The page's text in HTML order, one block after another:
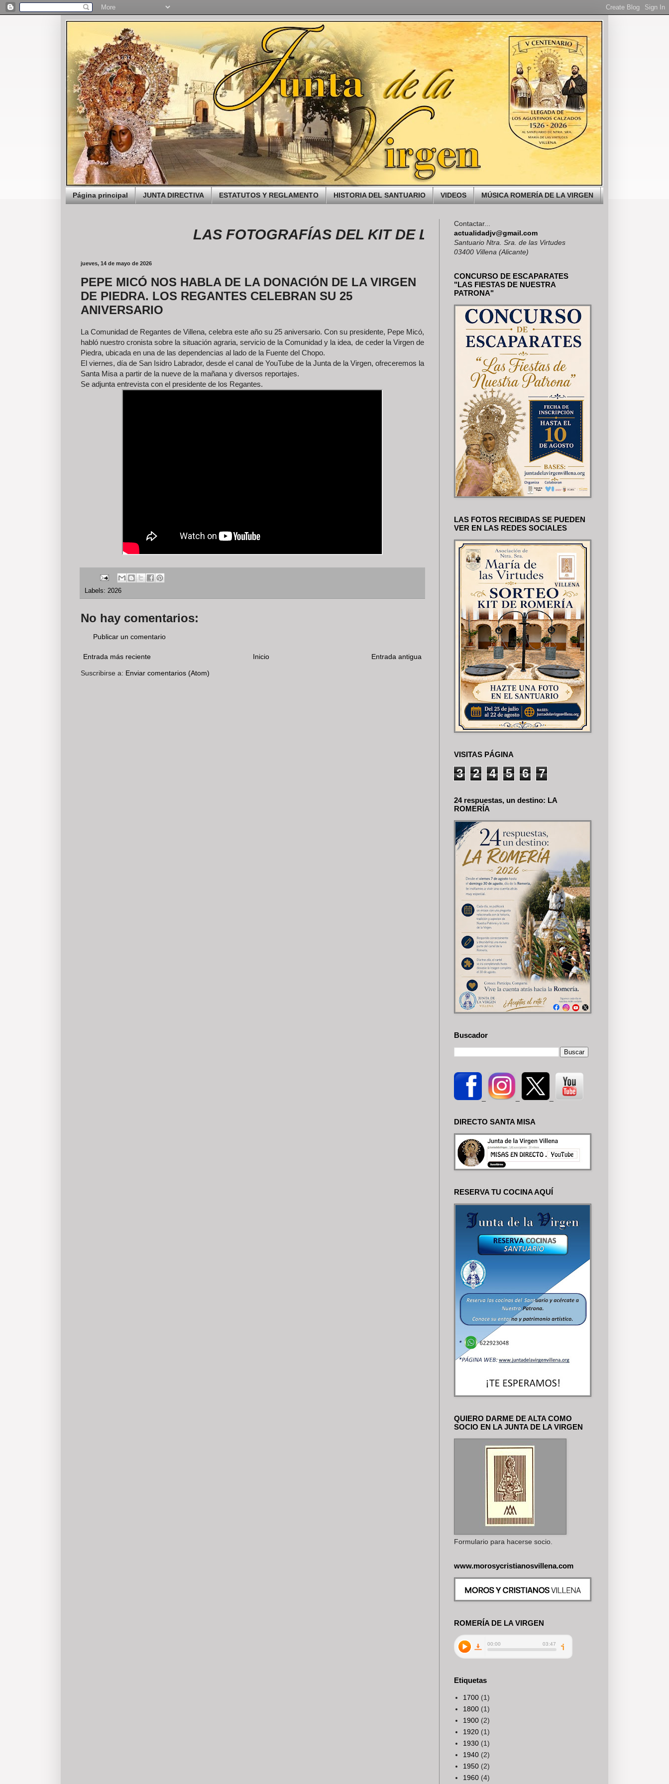
Página principal JUNTA DIRECTIVA ESTATUTOS Y REGLAMENTO HISTORIA DEL SANTUARIO VIDEOS MÚSICA ROMERÍA DE LA VIRGEN
LAS FOTOGRAFÍAS DEL KIT DE LA ROMERÍA, SE PUEDEN VER EN
jueves, 14 de mayo de 2026
PEPE MICÓ NOS HABLA DE LA DONACIÓN DE LA VIRGEN
DE PIEDRA. LOS REGANTES CELEBRAN SU 25
ANIVERSARIO
La Comunidad de Regantes de Villena, celebra este año su 25 aniversario. Con su presidente, Pepe Micó,
habló nuestro cronista sobre la situación agraria, servicio de la Comunidad y la idea, de ceder la Virgen de
Piedra, ubicada en una de las dependencias al lado de la Fuente del Chopo.
El viernes, día de San Isidro Labrador, desde el canal de YouTube de la Junta de la Virgen, ofreceremos la
Santa Misa a partir de la nueve de la mañana y diversos reportajes.
Se adjunta entrevista con el presidente de los Regantes.
Labels: 2026
No hay comentarios:
Publicar un comentario
Entrada más reciente Entrada antigua
Inicio
Suscribirse a: Enviar comentarios (Atom)
Contactar...
actualidadjv@gmail.com
Santuario Ntra. Sra. de las Virtudes
03400 Villena (Alicante)
CONCURSO DE ESCAPARATES
"LAS FIESTAS DE NUESTRA
PATRONA"
LAS FOTOS RECIBIDAS SE PUEDEN
VER EN LAS REDES SOCIALES
VISITAS PÁGINA
3 2 4 5 6 7
24 respuestas, un destino: LA
ROMERÍA
Buscador
DIRECTO SANTA MISA
RESERVA TU COCINA AQUÍ
QUIERO DARME DE ALTA COMO
SOCIO EN LA JUNTA DE LA VIRGEN
Formulario para hacerse socio.
www.morosycristianosvillena.com
ROMERÍA DE LA VIRGEN
Etiquetas
1700 (1)
1800 (1)
1900 (2)
1920 (1)
1930 (1)
1940 (2)
1950 (2)
1960 (4)